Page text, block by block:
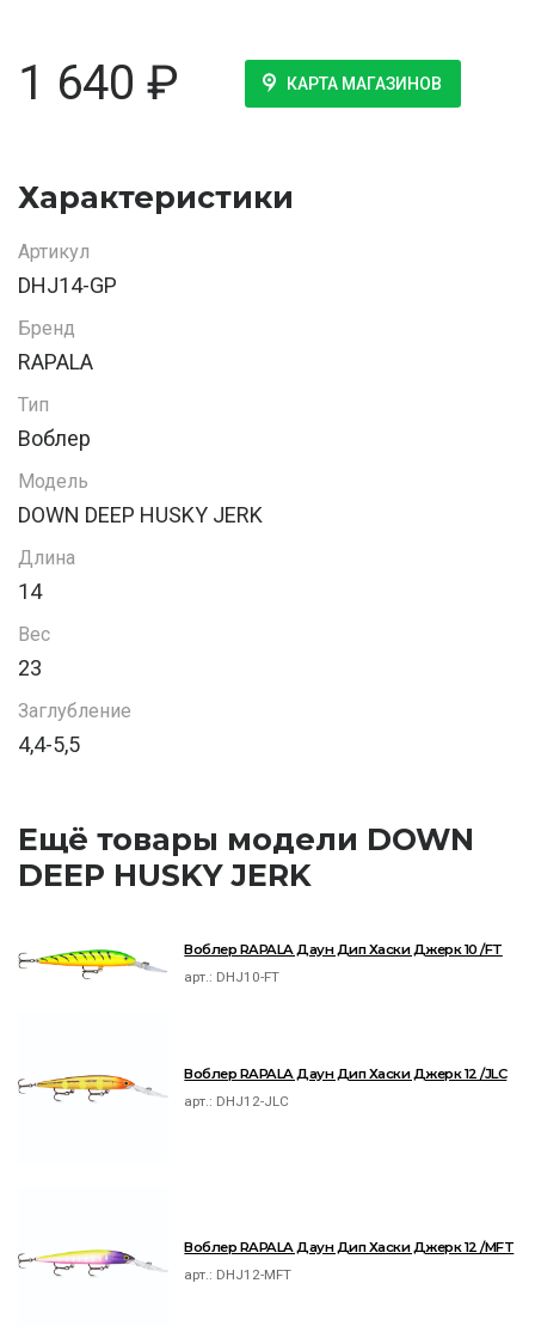
1 640 ₽ КАРТА МАГАЗИНОВ
Характеристики
Артикул
DHJ14-GP
Бренд
RAPALA
Тип
Воблер
Модель
DOWN DEEP HUSKY JERK
Длина
14
Вес
23
Заглубление
4,4-5,5
Ещё товары модели DOWN
DEEP HUSKY JERK
Воблер RAPALA Даун Дип Хаски Джерк 10 /FT
арт.: DHJ10-FT
Воблер RAPALA Даун Дип Хаски Джерк 12 /JLC
арт.: DHJ12-JLC
Воблер RAPALA Даун Дип Хаски Джерк 12 /MFT
арт.: DHJ12-MFT